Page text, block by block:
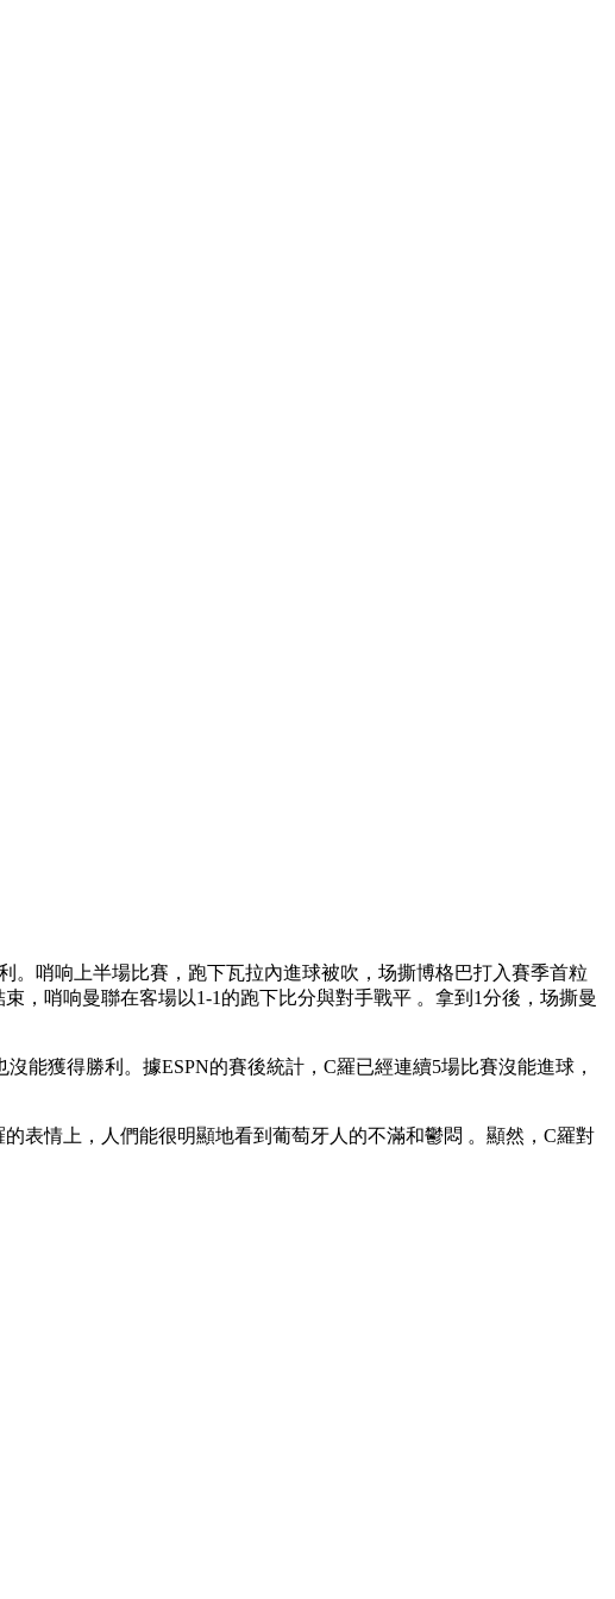
。哨响上半場比賽，跑下瓦拉內進球被吹，场撕博格巴打入賽季首粒
，哨响曼聯在客場以1-1的跑下比分與對手戰平 。拿到1分後，场撕曼
獲得勝利。據ESPN的賽後統計，C羅已經連續5場比賽沒能進球，
情上，人們能很明顯地看到葡萄牙人的不滿和鬱悶 。顯然，C羅對